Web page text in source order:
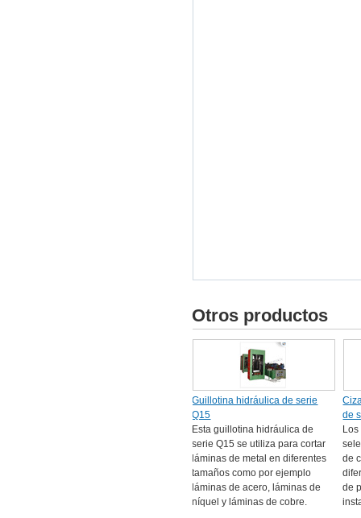
Otros productos
Guillotina hidráulica de serie
Q15
Esta guillotina hidráulica de
serie Q15 se utiliza para cortar
láminas de metal en diferentes
tamaños como por ejemplo
láminas de acero, láminas de
níquel y láminas de cobre.
de
de
de